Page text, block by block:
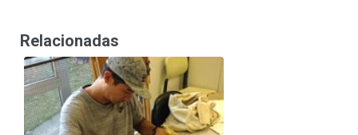
Relacionadas